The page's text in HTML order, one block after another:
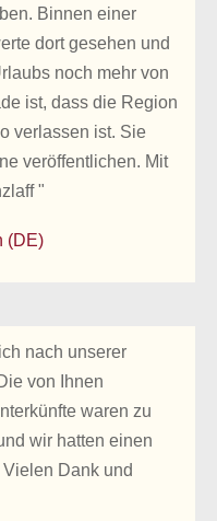
Binnen einer
dort gesehen und
noch mehr von
ist, dass die Region
verlassen ist. Sie
veröffentlichen. Mit
"
(DE)
nach unserer
von Ihnen
waren zu
wir hatten einen
Dank und